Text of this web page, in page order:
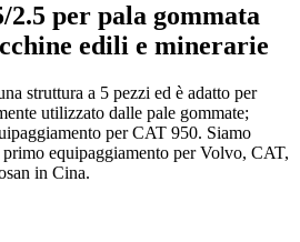
2.5 per pala gommata
edili e minerarie
struttura a 5 pezzi ed è adatto per
utilizzato dalle pale gommate;
per CAT 950. Siamo
equipaggiamento per Volvo, CAT,
in Cina.